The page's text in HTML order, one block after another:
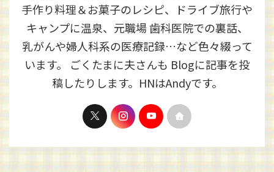
手作り料理＆お菓子のレシピ、ドライブ旅行や
キャンプに温泉、元職場 歯科医院での裏話、
乳がんや婦人科系の医療記録…など色々綴って
います。 ごくたまに夫さんも Blogに記事を投
稿したりします。HNはAndyです。